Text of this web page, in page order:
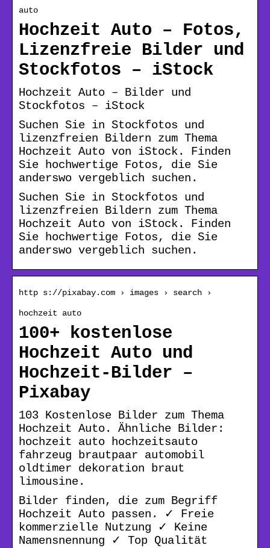
auto
Hochzeit Auto – Fotos,
Lizenzfreie Bilder und
Stockfotos – iStock
Hochzeit Auto – Bilder und
Stockfotos – iStock
Suchen Sie in Stockfotos und
lizenzfreien Bildern zum Thema
Hochzeit Auto von iStock. Finden
Sie hochwertige Fotos, die Sie
anderswo vergeblich suchen.
Suchen Sie in Stockfotos und
lizenzfreien Bildern zum Thema
Hochzeit Auto von iStock. Finden
Sie hochwertige Fotos, die Sie
anderswo vergeblich suchen.
http s://pixabay.com › images › search ›
hochzeit auto
100+ kostenlose
Hochzeit Auto und
Hochzeit-Bilder –
Pixabay
103 Kostenlose Bilder zum Thema
Hochzeit Auto. Ähnliche Bilder:
hochzeit auto hochzeitsauto
fahrzeug brautpaar automobil
oldtimer dekoration braut
limousine.
Bilder finden, die zum Begriff
Hochzeit Auto passen. ✓ Freie
kommerzielle Nutzung ✓ Keine
Namensnennung ✓ Top Qualität